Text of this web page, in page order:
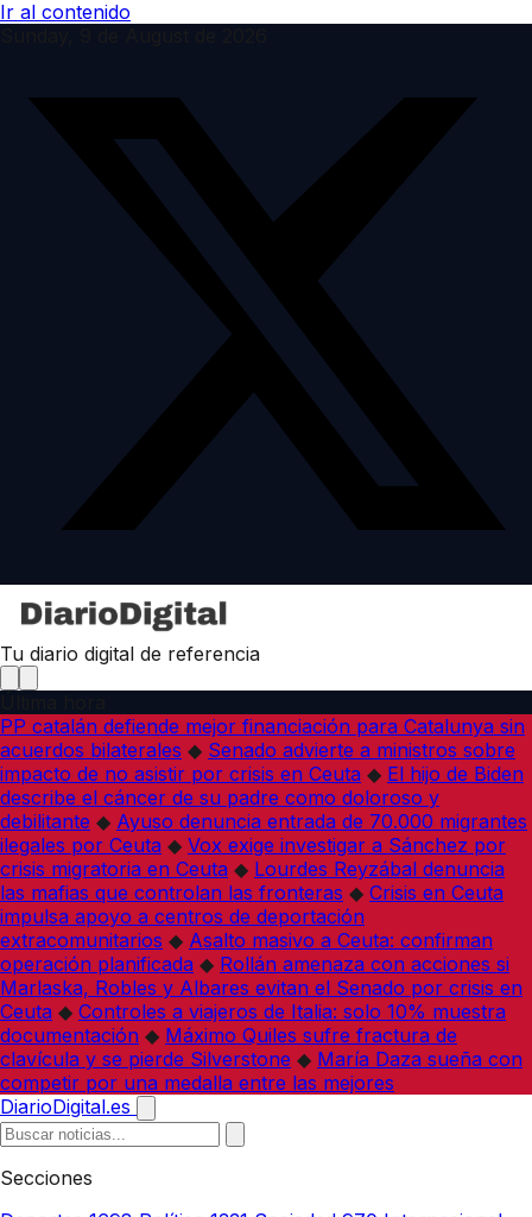
Ir al contenido
Tu diario digital de referencia
PP catalán defiende mejor financiación para Catalunya sin
acuerdos bilaterales ◆ Senado advierte a ministros sobre
impacto de no asistir por crisis en Ceuta ◆ El hijo de Biden
describe el cáncer de su padre como doloroso y
debilitante ◆ Ayuso denuncia entrada de 70.000 migrantes
ilegales por Ceuta ◆ Vox exige investigar a Sánchez por
crisis migratoria en Ceuta ◆ Lourdes Reyzábal denuncia
las mafias que controlan las fronteras ◆ Crisis en Ceuta
impulsa apoyo a centros de deportación
extracomunitarios ◆ Asalto masivo a Ceuta: confirman
operación planificada ◆ Rollán amenaza con acciones si
Marlaska, Robles y Albares evitan el Senado por crisis en
Ceuta ◆ Controles a viajeros de Italia: solo 10% muestra
documentación ◆ Máximo Quiles sufre fractura de
clavícula y se pierde Silverstone ◆ María Daza sueña con
competir por una medalla entre las mejores
DiarioDigital.es
Secciones